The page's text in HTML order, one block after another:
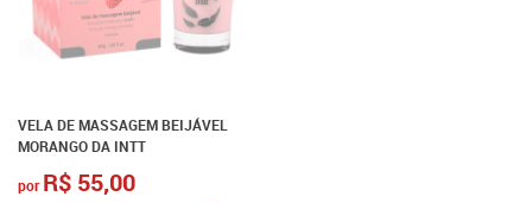
VELA DE MASSAGEM BEIJÁVEL
MORANGO DA INTT
por R$ 55,00